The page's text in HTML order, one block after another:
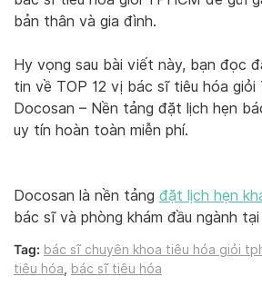
bản thân và gia đình.
Hy vọng sau bài viết này, bạn đọc
tin về TOP 12 vị bác sĩ tiêu hóa giỏi
Docosan – Nền tảng đặt lịch hẹn
uy tín hoàn toàn miễn phí.
Docosan là nền tảng đặt lịch hẹn
bác sĩ và phòng khám đầu ngành
Tag: bác sĩ chuyên khoa tiêu hóa giỏi
tiêu hóa
bác sĩ tiêu hóa